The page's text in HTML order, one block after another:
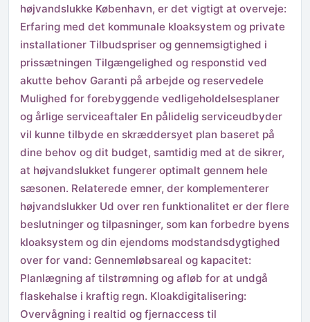
højvandslukke København, er det vigtigt at overveje:
Erfaring med det kommunale kloaksystem og private
installationer Tilbudspriser og gennemsigtighed i
prissætningen Tilgængelighed og responstid ved
akutte behov Garanti på arbejde og reservedele
Mulighed for forebyggende vedligeholdelsesplaner
og årlige serviceaftaler En pålidelig serviceudbyder
vil kunne tilbyde en skræddersyet plan baseret på
dine behov og dit budget, samtidig med at de sikrer,
at højvandslukket fungerer optimalt gennem hele
sæsonen. Relaterede emner, der komplementerer
højvandslukker Ud over ren funktionalitet er der flere
beslutninger og tilpasninger, som kan forbedre byens
kloaksystem og din ejendoms modstandsdygtighed
over for vand: Gennemløbsareal og kapacitet:
Planlægning af tilstrømning og afløb for at undgå
flaskehalse i kraftig regn. Kloakdigitalisering:
Overvågning i realtid og fjernaccess til